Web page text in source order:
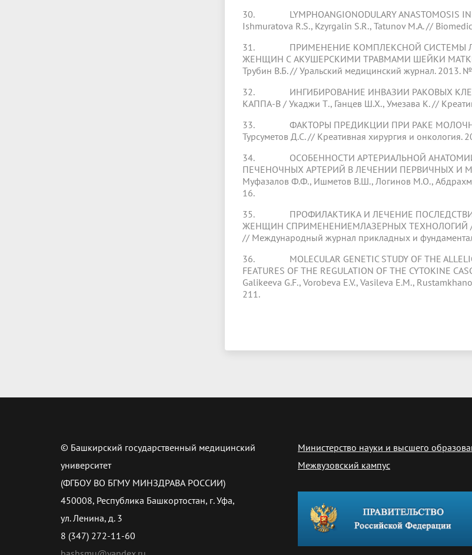
30. LYMPHOANGIONODULARY ANASTOMOSIS IN
Ishmuratova R.S., Kzyrgalin S.R., Tatunov M.A. //
31. ПРИМЕНЕНИЕ КОМПЛЕКСНОЙ СИСТЕМЫ
ЖЕНЩИН С АКУШЕРСКИМИ ТРАВМАМИ ШЕЙКИ МАТКИ
Трубин В.Б. // Уральский медицинский журнал. 2013.
32. ИНГИБИРОВАНИЕ ИНВАЗИИ РАКОВЫХ
КАППА-B / Укаджи Т., Ганцев Ш.Х., Умезава К. //
33. ФАКТОРЫ ПРЕДИКЦИИ ПРИ РАКЕ МОЛОЧНОЙ
Турсуметов Д.С. // Креативная хирургия и онкология.
34. ОСОБЕННОСТИ АРТЕРИАЛЬНОЙ АНАТОМИИ
ПЕЧЕНОЧНЫХ АРТЕРИЙ В ЛЕЧЕНИИ ПЕРВИЧНЫХ И
Муфазалов Ф.Ф., Ишметов В.Ш., Логинов М.О.,
16.
35. ПРОФИЛАКТИКА И ЛЕЧЕНИЕ
ЖЕНЩИН СПРИМЕНЕНИЕМЛАЗЕРНЫХ ТЕХНОЛОГИЙ /
// Международный журнал прикладных и
36. MOLECULAR GENETIC STUDY OF THE ALLELIC
FEATURES OF THE REGULATION OF THE CYTOKINE
Galikeeva G.F., Vorobeva E.V., Vasileva E.M.,
211.
© Башкирский государственный медицинский
университет
(ФГБОУ ВО БГМУ МИНЗДРАВА РОССИИ)
450008, Республика Башкортостан, г. Уфа,
ул. Ленина, д. 3
8 (347) 272-11-60
Министерство науки и высшего
Межвузовский кампус